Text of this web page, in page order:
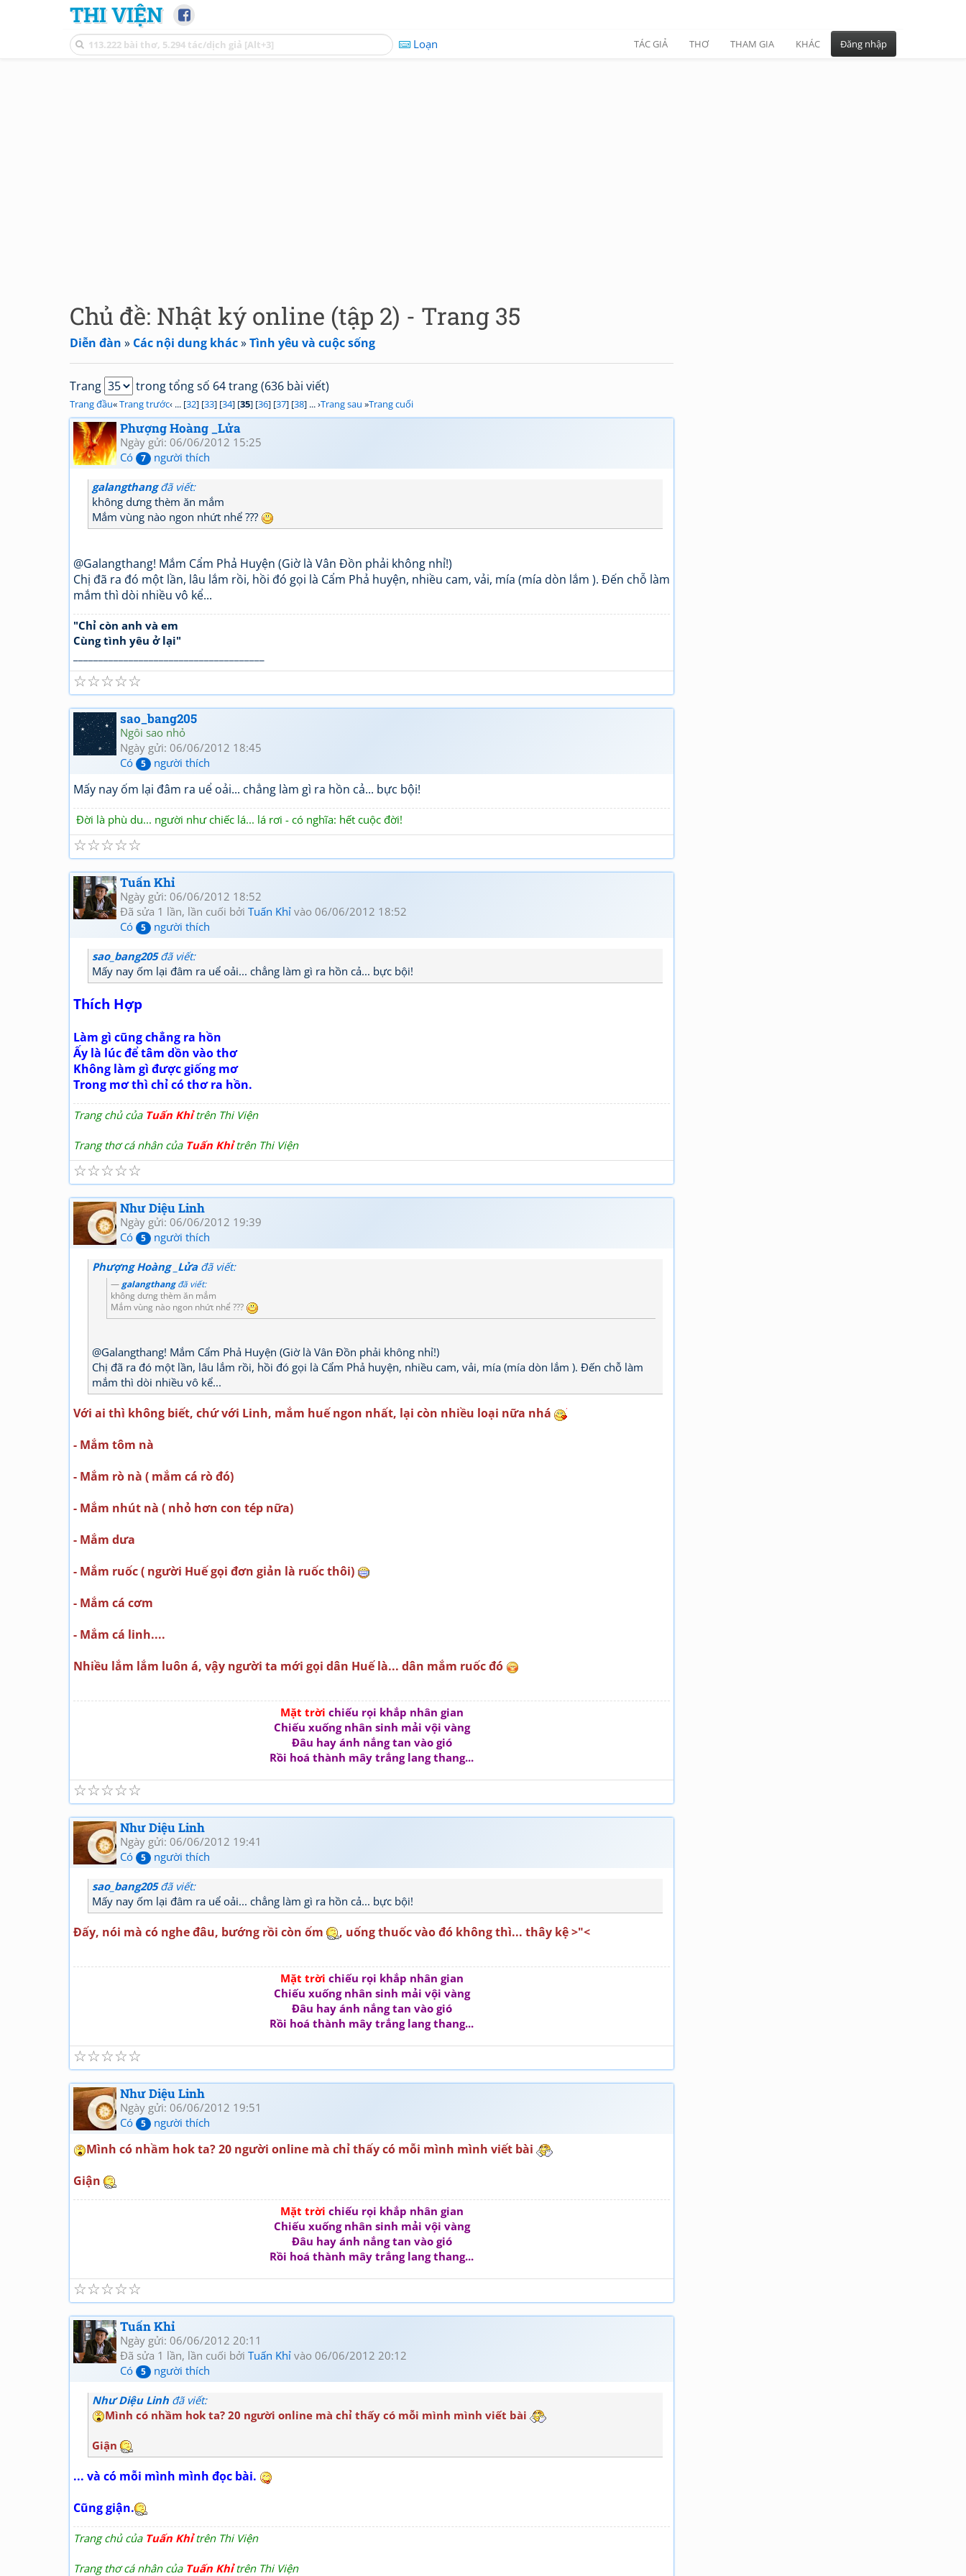
THI VIỆN
Loạn TÁC GIẢ THƠ THAM GIA KHÁC Đăng nhập
Chủ đề: Nhật ký online (tập 2) - Trang 35
Diễn đàn » Các nội dung khác»Tình yêu và cuộc sống
Trang trong tổng số 64 trang (636 bài viết)
Trang đầu«Trang trước‹ ... [32] [33] [34] [35] [36] [37] [38] ... ›Trang sau »Trang cuối
Phượng Hoàng _Lửa
Ngày gửi: 06/06/2012 15:25
Có
7 người thích
galangthangđã viết:
không dưng thèm ăn mắm
Mắm vùng nào ngon nhứt nhể ???
@Galangthang! Mắm Cẩm Phả Huyện (Giờ là Vân Đồn phải không nhỉ!)
Chị đã ra đó một lần, lâu lắm rồi, hồi đó gọi là Cẩm Phả huyện, nhiều cam, vải, mía (mía dòn lắm ). Đến chỗ làm
mắm thì dòi nhiều vô kể...
"Chỉ còn anh và em
Cùng tình yêu ở lại"
☆
☆
☆
☆
☆
sao_bang205
Ngôi sao nhỏ
Ngày gửi: 06/06/2012 18:45
Có
5 người thích
Mấy nay ốm lại đâm ra uể oải... chẳng làm gì ra hồn cả... bực bội!
Đời là phù du... người như chiếc lá... lá rơi - có nghĩa: hết cuộc đời!
☆
☆
☆
☆
☆
Tuấn Khỉ
Ngày gửi: 06/06/2012 18:52
Đã sửa 1 lần, lần cuối bởi Tuấn Khỉ vào 06/06/2012 18:52
Có
5 người thích
sao_bang205đã viết:
Mấy nay ốm lại đâm ra uể oải... chẳng làm gì ra hồn cả... bực bội!
Thích Hợp
Làm gì cũng chẳng ra hồn
Ấy là lúc để tâm dồn vào thơ
Không làm gì được giống mơ
Trong mơ thì chỉ có thơ ra hồn.
Trang chủ của Tuấn Khỉtrên Thi Viện
Trang thơ cá nhân của Tuấn Khỉtrên Thi Viện
☆
☆
☆
☆
☆
Như Diệu Linh
Ngày gửi: 06/06/2012 19:39
Có
5 người thích
Phượng Hoàng _Lửađã viết:
galangthangđã viết:
không dưng thèm ăn mắm
Mắm vùng nào ngon nhứt nhể ???
@Galangthang! Mắm Cẩm Phả Huyện (Giờ là Vân Đồn phải không nhỉ!)
Chị đã ra đó một lần, lâu lắm rồi, hồi đó gọi là Cẩm Phả huyện, nhiều cam, vải, mía (mía dòn lắm ). Đến chỗ làm
mắm thì dòi nhiều vô kể...
Với ai thì không biết, chứ với Linh, mắm huế ngon nhất, lại còn nhiều loại nữa nhá
- Mắm tôm nà
- Mắm rò nà ( mắm cá rò đó)
- Mắm nhút nà ( nhỏ hơn con tép nữa)
- Mắm dưa
- Mắm ruốc ( người Huế gọi đơn giản là ruốc thôi)
- Mắm cá cơm
- Mắm cá linh....
Nhiều lắm lắm luôn á, vậy người ta mới gọi dân Huế là... dân mắm ruốc đó
Mặt trời chiếu rọi khắp nhân gian
Chiếu xuống nhân sinh mải vội vàng
Đâu hay ánh nắng tan vào gió
Rồi hoá thành mây trắng lang thang...
☆
☆
☆
☆
☆
Như Diệu Linh
Ngày gửi: 06/06/2012 19:41
Có
5 người thích
sao_bang205đã viết:
Mấy nay ốm lại đâm ra uể oải... chẳng làm gì ra hồn cả... bực bội!
Đấy, nói mà có nghe đâu, bướng rồi còn ốm , uống thuốc vào đó không thì... thây kệ >"<
Mặt trời chiếu rọi khắp nhân gian
Chiếu xuống nhân sinh mải vội vàng
Đâu hay ánh nắng tan vào gió
Rồi hoá thành mây trắng lang thang...
☆
☆
☆
☆
☆
Như Diệu Linh
Ngày gửi: 06/06/2012 19:51
Có
5 người thích
Mình có nhầm hok ta? 20 người online mà chỉ thấy có mỗi mình mình viết bài
Giận
Mặt trời chiếu rọi khắp nhân gian
Chiếu xuống nhân sinh mải vội vàng
Đâu hay ánh nắng tan vào gió
Rồi hoá thành mây trắng lang thang...
☆
☆
☆
☆
☆
Tuấn Khỉ
Ngày gửi: 06/06/2012 20:11
Đã sửa 1 lần, lần cuối bởi Tuấn Khỉ vào 06/06/2012 20:12
Có
5 người thích
Như Diệu Linh đã viết:
Mình có nhầm hok ta? 20 người online mà chỉ thấy có mỗi mình mình viết bài
Giận
... và có mỗi mình mình đọc bài.
Cũng giận.
Trang chủ của Tuấn Khỉtrên Thi Viện
Trang thơ cá nhân của Tuấn Khỉtrên Thi Viện